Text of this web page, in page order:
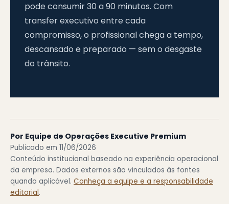
pode consumir 30 a 90 minutos. Com
transfer executivo entre cada
compromisso, o profissional chega a tempo,
descansado e preparado — sem o desgaste
do trânsito.
Por Equipe de Operações Executive Premium
Publicado em 11/06/2026
Conteúdo institucional baseado na experiência operacional
da empresa. Dados externos são vinculados às fontes
quando aplicável. Conheça a equipe e a responsabilidade
editorial.